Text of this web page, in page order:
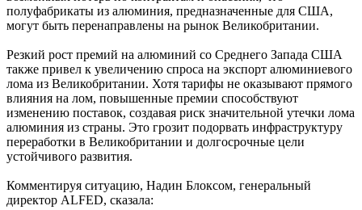
полуфабрикаты из алюминия, предназначенные для США,
могут быть перенаправлены на рынок Великобритании.
Резкий рост премий на алюминий со Среднего Запада США
также привел к увеличению спроса на экспорт алюминиевого
лома из Великобритании. Хотя тарифы не оказывают прямого
влияния на лом, повышенные премии способствуют
изменению поставок, создавая риск значительной утечки лома
алюминия из страны. Это грозит подорвать инфраструктуру
переработки в Великобритании и долгосрочные цели
устойчивого развития.
Комментируя ситуацию, Надин Блоксом, генеральный
директор ALFED, сказала: